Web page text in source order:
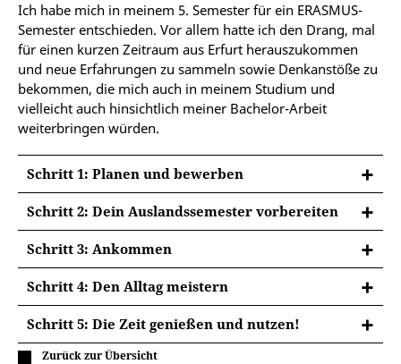
Ich habe mich in meinem 5. Semester für ein ERASMUS-
Semester entschieden. Vor allem hatte ich den Drang, mal
für einen kurzen Zeitraum aus Erfurt herauszukommen
und neue Erfahrungen zu sammeln sowie Denkanstöße zu
bekommen, die mich auch in meinem Studium und
vielleicht auch hinsichtlich meiner Bachelor-Arbeit
weiterbringen würden.
Schritt 1: Planen und bewerben
Schritt 2: Dein Auslandssemester vorbereiten
Schritt 3: Ankommen
Schritt 4: Den Alltag meistern
Schritt 5: Die Zeit genießen und nutzen!
Zurück zur Übersicht